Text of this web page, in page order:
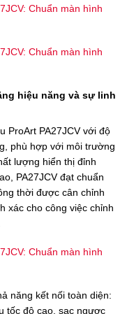
hiệu năng và sự linh
ProArt PA27JCV với độ
phù hợp với môi trường
lượng hiển thị đỉnh
PA27JCV đạt chuẩn
thời được cân chỉnh
xác cho công việc chỉnh
năng kết nối toàn diện:
tốc độ cao, sạc ngược